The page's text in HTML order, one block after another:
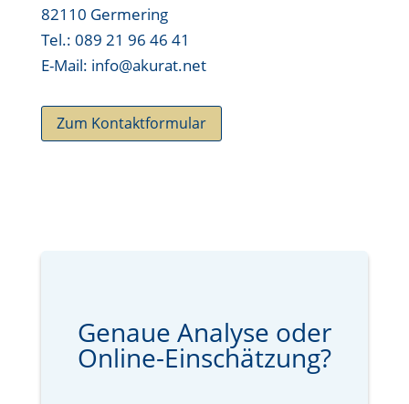
82110 Germering
Tel.: 089 21 96 46 41
E-Mail: info@akurat.net
Zum Kontaktformular
Genaue Analyse oder
Online-Einschätzung?